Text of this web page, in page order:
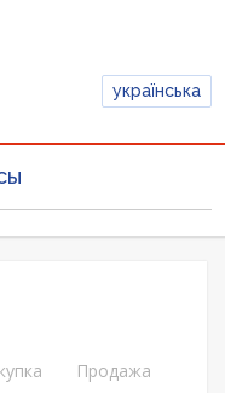
українська
Продажа